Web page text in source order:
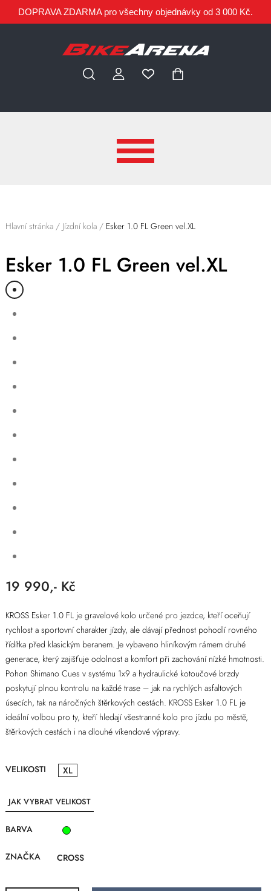
DOPRAVA ZDARMA pro všechny objednávky od 3 000 Kč.
Hlavní stránka/ Jízdní kola/ Esker 1.0 FL Green vel.XL
Esker 1.0 FL Green vel.XL
19 990,- Kč
KROSS Esker 1.0 FL je gravelové kolo určené pro jezdce, kteří oceňují
rychlost a sportovní charakter jízdy, ale dávají přednost pohodlí rovného
řídítka před klasickým beranem. Je vybaveno hliníkovým rámem druhé
generace, který zajišťuje odolnost a komfort při zachování nízké hmotnosti.
Pohon Shimano Cues v systému 1x9 a hydraulické kotoučové brzdy
poskytují plnou kontrolu na každé trase – jak na rychlých asfaltových
úsecích, tak na náročných štěrkových cestách. KROSS Esker 1.0 FL je
ideální volbou pro ty, kteří hledají všestranné kolo pro jízdu po městě,
štěrkových cestách i na dlouhé víkendové výpravy.
VELIKOSTI XL
JAK VYBRAT VELIKOST
BARVA
ZNAČKA CROSS